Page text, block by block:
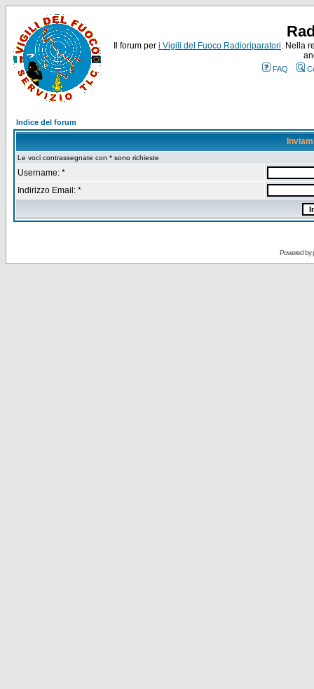
Il forum per i Vigili del Fuoco Radioriparatori. Nella
FAQ
Indice del forum
Le voci contrassegnate con * sono richieste
Username: *
Indirizzo Email: *
Powered by